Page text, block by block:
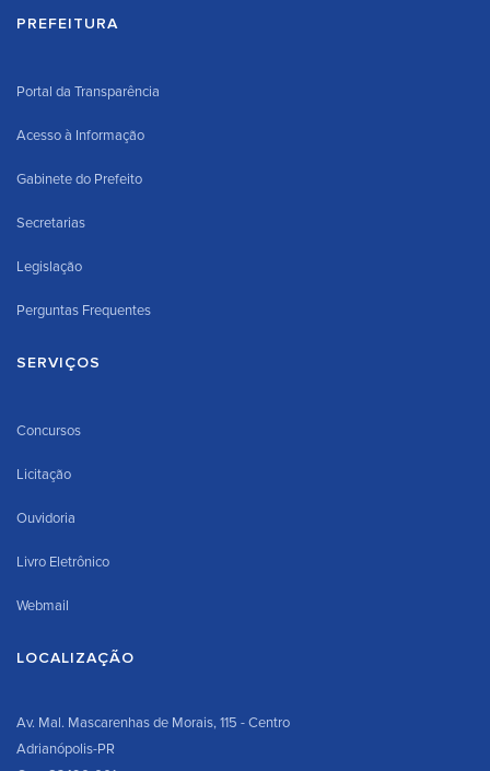
PREFEITURA
Portal da Transparência
Acesso à Informação
Gabinete do Prefeito
Secretarias
Legislação
Perguntas Frequentes
SERVIÇOS
Concursos
Licitação
Ouvidoria
Livro Eletrônico
Webmail
LOCALIZAÇÃO
Av. Mal. Mascarenhas de Morais, 115 - Centro
Adrianópolis-PR